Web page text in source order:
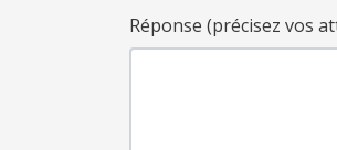
Réponse (précisez vos